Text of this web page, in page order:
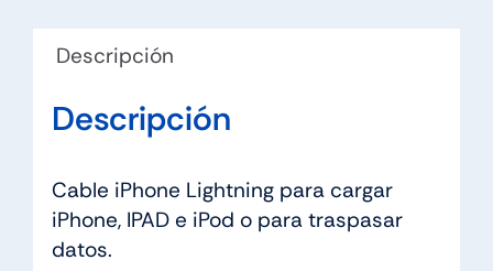
cantidad
Descripción
Descripción
Cable iPhone Lightning para cargar
iPhone, IPAD e iPod o para traspasar
datos.